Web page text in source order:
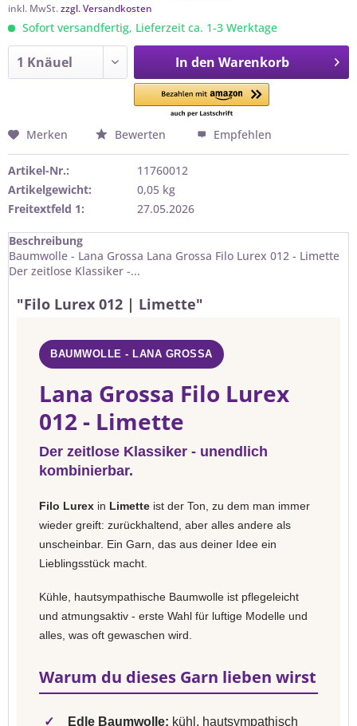
inkl. MwSt.zzgl. Versandkosten
Sofort versandfertig, Lieferzeit ca. 1-3 Werktage
In den Warenkorb
Merken Bewerten Empfehlen
Artikel-Nr.:
11760012
Artikelgewicht:
0,05 kg
Freitextfeld 1:
27.05.2026
Beschreibung
Baumwolle - Lana Grossa Lana Grossa Filo Lurex 012 - Limette
Der zeitlose Klassiker -...
"Filo Lurex 012 | Limette"
BAUMWOLLE - LANA GROSSA
Lana Grossa Filo Lurex
012 - Limette
Der zeitlose Klassiker - unendlich
kombinierbar.
Filo Lurex in Limette ist der Ton, zu dem man immer
wieder greift: zurückhaltend, aber alles andere als
unscheinbar. Ein Garn, das aus deiner Idee ein
Lieblingsstück macht.
Kühle, hautsympathische Baumwolle ist pflegeleicht
und atmungsaktiv - erste Wahl für luftige Modelle und
alles, was oft gewaschen wird.
Warum du dieses Garn lieben wirst
✓ Edle Baumwolle: kühl, hautsympathisch